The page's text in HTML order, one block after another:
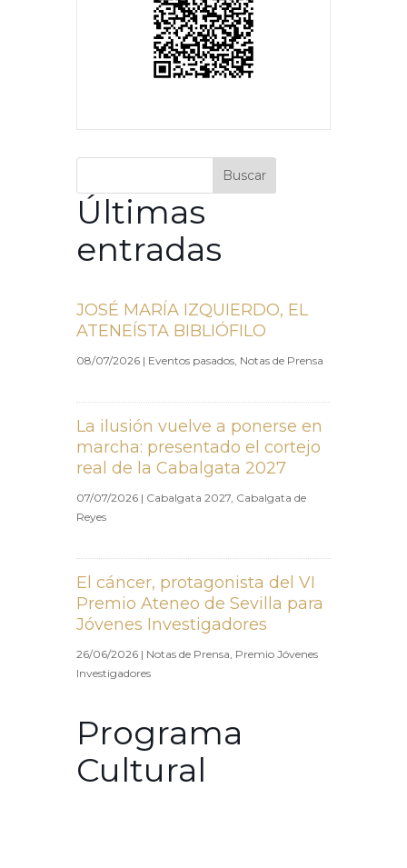
Buscar
Últimas
entradas
JOSÉ MARÍA IZQUIERDO, EL
ATENEÍSTA BIBLIÓFILO
08/07/2026 | Eventos pasados, Notas de Prensa
La ilusión vuelve a ponerse en
marcha: presentado el cortejo
real de la Cabalgata 2027
07/07/2026 | Cabalgata 2027, Cabalgata de
Reyes
El cáncer, protagonista del VI
Premio Ateneo de Sevilla para
Jóvenes Investigadores
26/06/2026 | Notas de Prensa, Premio Jóvenes
Investigadores
Programa
Cultural